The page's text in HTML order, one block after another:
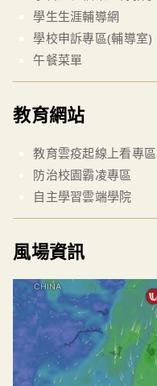
學生生涯輔導網
學校申訴專區(輔導室)
午餐菜單
教育網站
教育雲疫起線上看專區
防治校園霸凌專區
自主學習雲端學院
風場資訊